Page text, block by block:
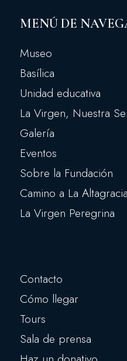
MENÚ DE
Museo
Basílica
Unidad educativa
La Virgen, Nuestra
Galería
Eventos
Sobre la Fundación
Camino a La Altagracia
La Virgen Peregrina
Contacto
Cómo llegar
Tours
Sala de prensa